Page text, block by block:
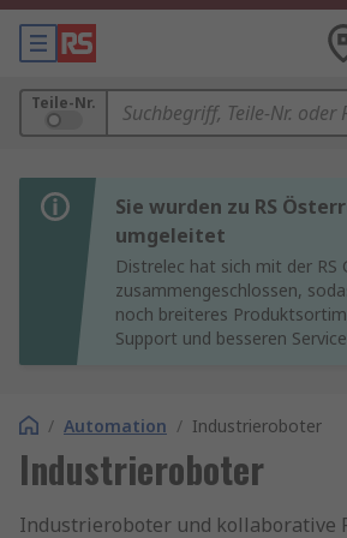
Teile-Nr.
Sie wurden zu RS
umgeleitet
Distrelec hat sich mit der RS
zusammengeschlossen,
noch breiteres
Support und besseren
/ Automation / Industrieroboter
Industrieroboter
Industrieroboter und kollaborative